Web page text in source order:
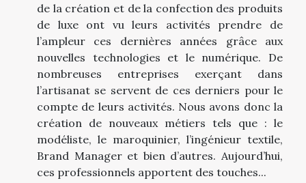
de la création et de la confection des produits
de luxe ont vu leurs activités prendre de
l’ampleur ces dernières années grâce aux
nouvelles technologies et le numérique. De
nombreuses entreprises exerçant dans
l’artisanat se servent de ces derniers pour le
compte de leurs activités. Nous avons donc la
création de nouveaux métiers tels que : le
modéliste, le maroquinier, l’ingénieur textile,
Brand Manager et bien d’autres. Aujourd’hui,
ces professionnels apportent des touches...